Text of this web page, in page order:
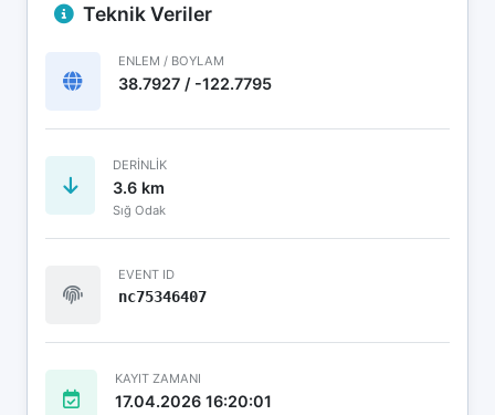
Teknik Veriler
ENLEM / BOYLAM
38.7927 / -122.7795
DERINLIK
3.6 km
Sığ Odak
EVENT ID
nc75346407
KAYIT ZAMANI
17.04.2026 16:20:01